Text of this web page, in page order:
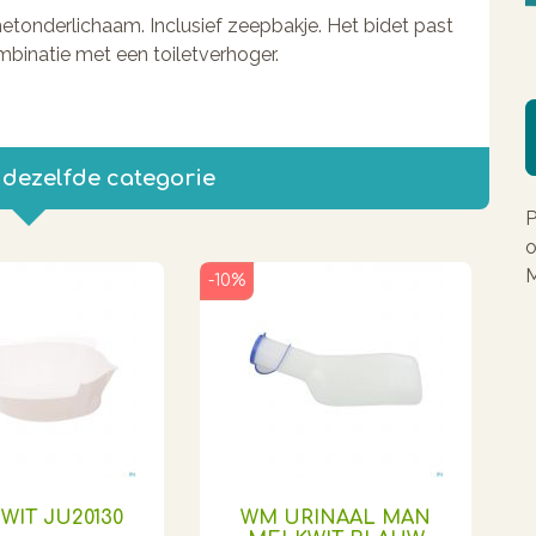
Inclusief zeepbakje. Het bidet past
met een toiletverhoger.
categorie
JU20130
WM URINAAL MAN
-10%